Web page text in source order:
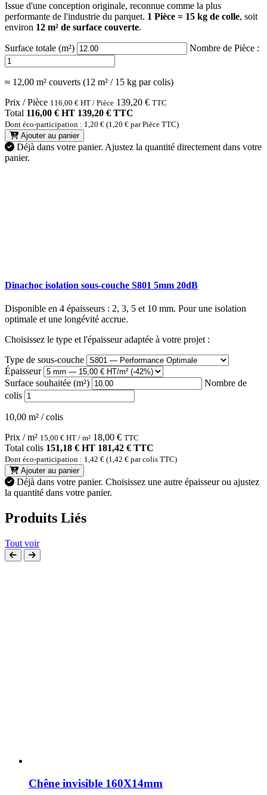
Issue d'une conception originale, reconnue comme la plus
performante de l'industrie du parquet. 1 Pièce = 15 kg de colle, soit
environ 12 m² de surface couverte.
Surface totale (m²) Nombre de Pièce :
≈ 12,00 m² couverts (12 m² / 15 kg par colis)
Prix / Pièce 116,00 € HT / Pièce 139,20 € TTC
Total 116,00 € HT 139,20 € TTC
Dont éco-participation : 1,20 € (1,20 € par Pièce TTC)
Ajouter au panier
Déjà dans votre panier. Ajustez la quantité directement dans votre
panier.
Dinachoc isolation sous-couche S801 5mm 20dB
Disponible en 4 épaisseurs : 2, 3, 5 et 10 mm. Pour une isolation
optimale et une longévité accrue.
Choisissez le type et l'épaisseur adaptée à votre projet :
Type de sous-couche
Épaisseur
Surface souhaitée (m²)
Nombre de
colis
10,00 m² / colis
Prix / m² 15,00 € HT / m² 18,00 € TTC
Total colis 151,18 € HT 181,42 € TTC
Dont éco-participation : 1,42 € (1,42 € par colis TTC)
Ajouter au panier
Déjà dans votre panier. Choisissez une autre épaisseur ou ajustez
la quantité dans votre panier.
Produits Liés
Tout voir
Chêne invisible 160X14mm